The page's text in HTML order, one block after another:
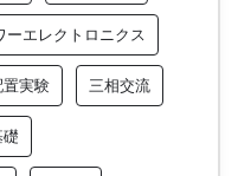
ーエレクトロニクス
実験 三相交流